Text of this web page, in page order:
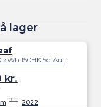
lager
kWh 150HK 5d Aut.
2022
kr.